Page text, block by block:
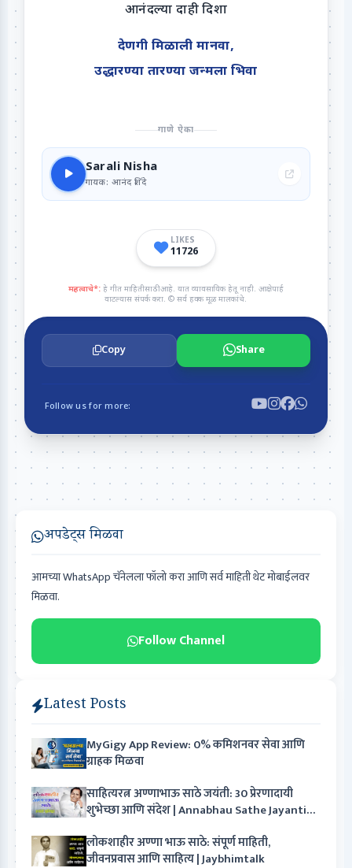
आनंदल्या दाही दिशा
देणगी मिळाली मानवा,
उद्धारण्या तारण्या जन्मला भिवा
गाणे ऐका
Sarali Nisha
गायक: आनंद शिंदे
LIKES
11726
महत्वाचे*:हे गीत माहितीसाठी आहे. यात व्यावसायिक हेतू नाही. आक्षेपार्ह
वाटल्यास संपर्क करा. © सर्व हक्क मूळ मालकांचे.
Copy Share
Follow us for more:
अपडेट्स मिळवा
आमच्या WhatsApp चॅनेलला फॉलो करा आणि सर्व माहिती थेट मोबाईलवर
मिळवा.
Follow Channel
Latest Posts
MyGigy App Review: 0% कमिशनवर सेवा आणि
ग्राहक मिळवा
साहित्यरत्न अण्णाभाऊ साठे जयंती: 30 प्रेरणादायी
शुभेच्छा आणि संदेश | Annabhau Sathe Jayanti
लोकशाहीर अण्णा भाऊ साठे: संपूर्ण माहिती,
जीवनप्रवास आणि साहित्य | Jaybhimtalk